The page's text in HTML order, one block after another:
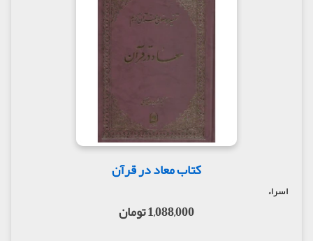
کتاب معاد در قرآن
اسراء
1,088,000 تومان